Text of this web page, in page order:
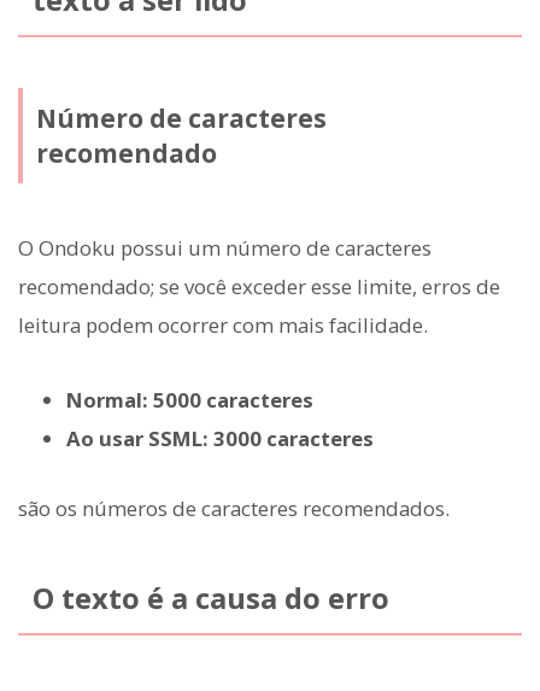
Número de caracteres
recomendado
O Ondoku possui um número de caracteres
recomendado; se você exceder esse limite, erros de
leitura podem ocorrer com mais facilidade.
Normal: 5000 caracteres
Ao usar SSML: 3000 caracteres
são os números de caracteres recomendados.
O texto é a causa do erro